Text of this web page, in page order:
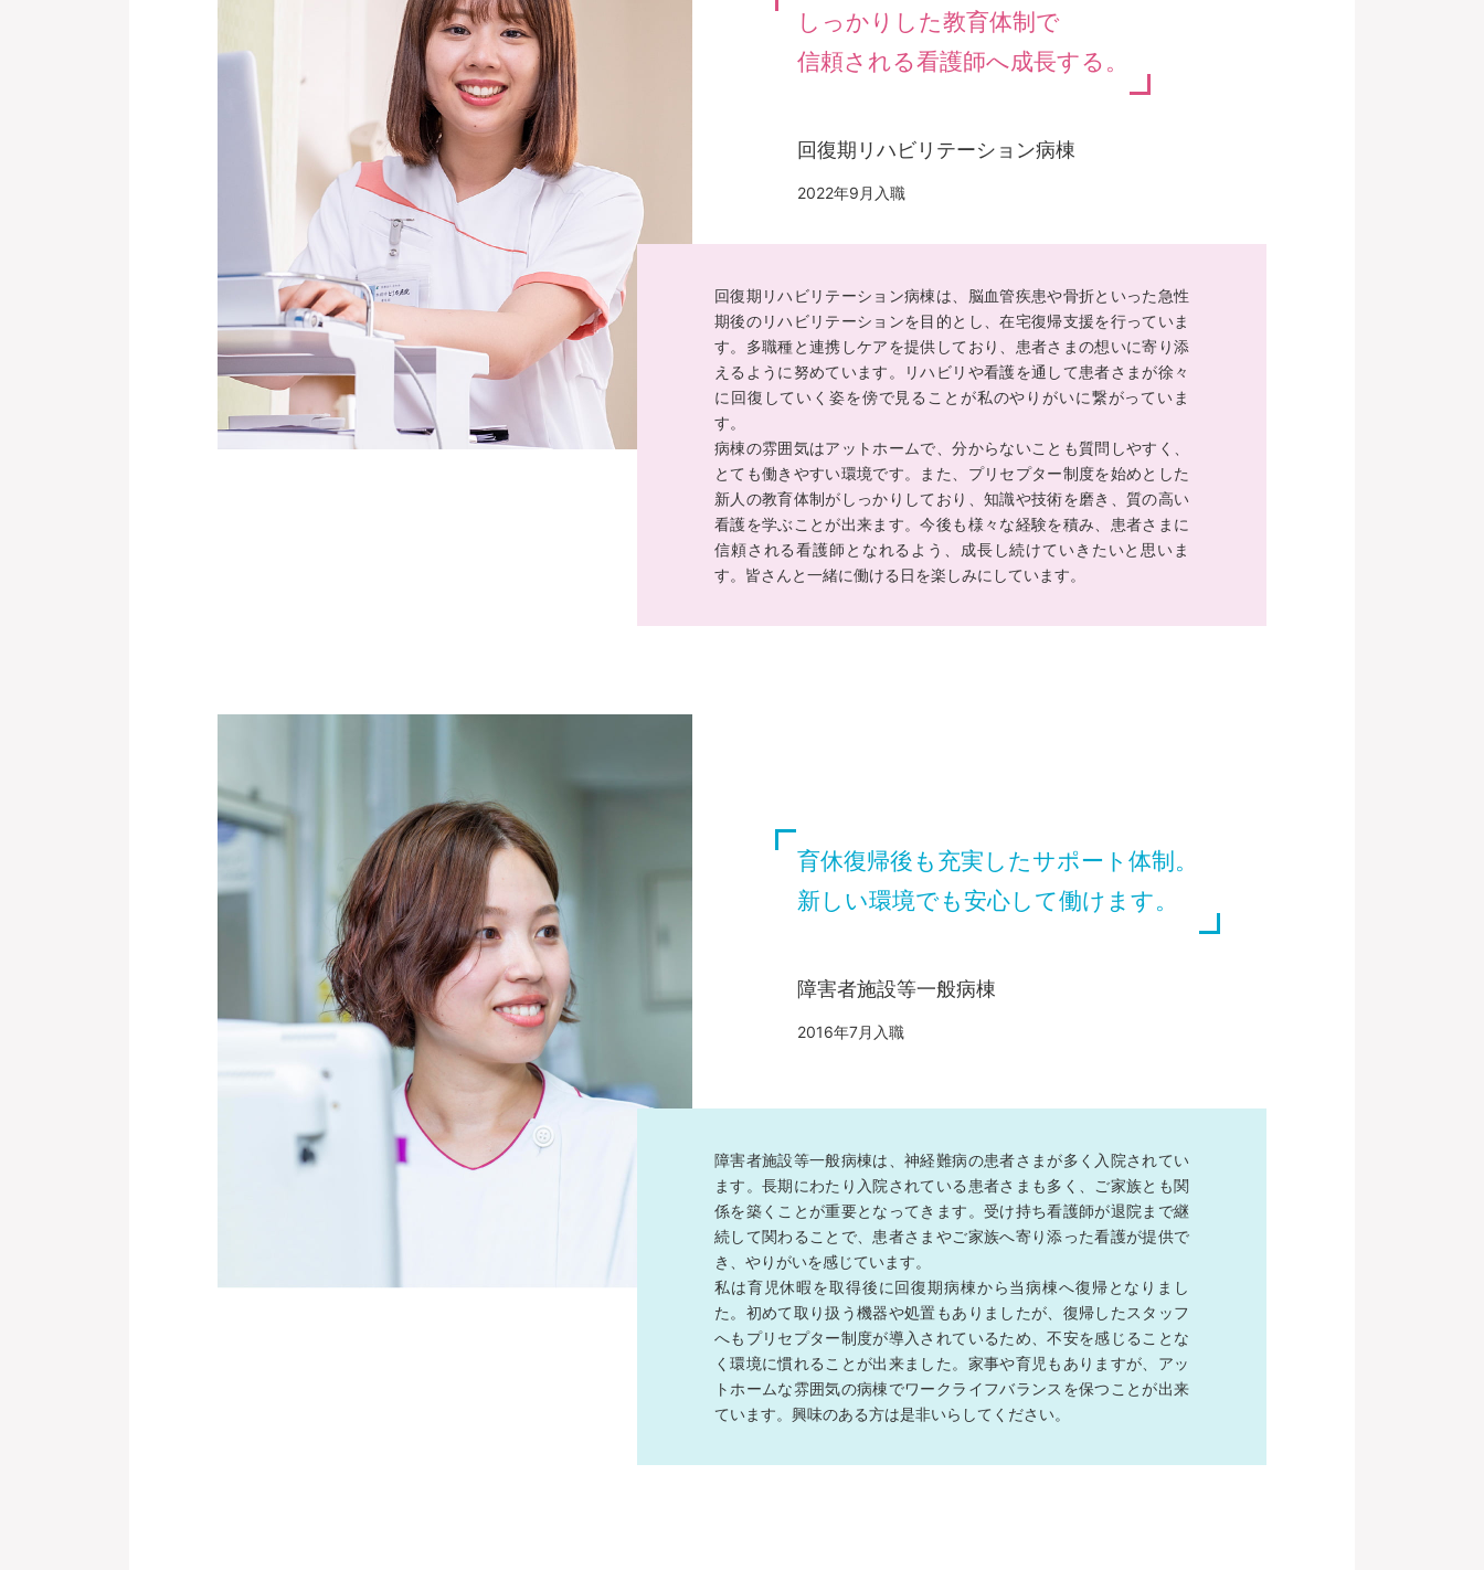
しっかりした教育体制で
信頼される看護師へ成長する。
回復期リハビリテーション病棟
2022年9月入職
回復期リハビリテーション病棟は、脳血管疾患や骨折といった急性
期後のリハビリテーションを目的とし、在宅復帰支援を行っていま
す。多職種と連携しケアを提供しており、患者さまの想いに寄り添
えるように努めています。リハビリや看護を通して患者さまが徐々
に回復していく姿を傍で見ることが私のやりがいに繋がっていま
す。
病棟の雰囲気はアットホームで、分からないことも質問しやすく、
とても働きやすい環境です。また、プリセプター制度を始めとした
新人の教育体制がしっかりしており、知識や技術を磨き、質の高い
看護を学ぶことが出来ます。今後も様々な経験を積み、患者さまに
信頼される看護師となれるよう、成長し続けていきたいと思いま
す。皆さんと一緒に働ける日を楽しみにしています。
育休復帰後も充実したサポート体制。
新しい環境でも安心して働けます。
障害者施設等一般病棟
2016年7月入職
障害者施設等一般病棟は、神経難病の患者さまが多く入院されてい
ます。長期にわたり入院されている患者さまも多く、ご家族とも関
係を築くことが重要となってきます。受け持ち看護師が退院まで継
続して関わることで、患者さまやご家族へ寄り添った看護が提供で
き、やりがいを感じています。
私は育児休暇を取得後に回復期病棟から当病棟へ復帰となりまし
た。初めて取り扱う機器や処置もありましたが、復帰したスタッフ
へもプリセプター制度が導入されているため、不安を感じることな
く環境に慣れることが出来ました。家事や育児もありますが、アッ
トホームな雰囲気の病棟でワークライフバランスを保つことが出来
ています。興味のある方は是非いらしてください。